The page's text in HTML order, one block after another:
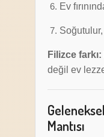
Ev
Filizce farkı:
değil ev
Mantısı